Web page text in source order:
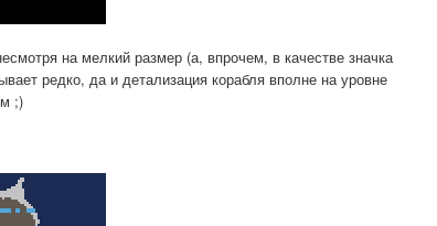
на мелкий размер (а, впрочем, в качестве значка
редко, да и детализация корабля вполне на уровне
;)